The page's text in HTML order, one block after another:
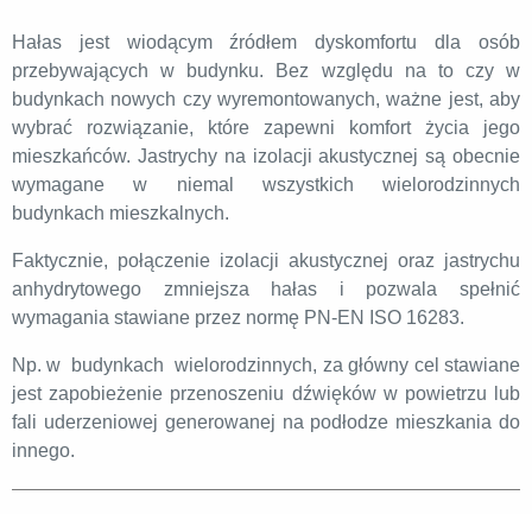
Hałas jest wiodącym źródłem dyskomfortu dla osób
przebywających w budynku. Bez względu na to czy w
budynkach nowych czy wyremontowanych, ważne jest, aby
wybrać rozwiązanie, które zapewni komfort życia jego
mieszkańców. Jastrychy na izolacji akustycznej są obecnie
wymagane w niemal wszystkich wielorodzinnych
budynkach mieszkalnych.
Faktycznie, połączenie izolacji akustycznej oraz jastrychu
anhydrytowego zmniejsza hałas i pozwala spełnić
wymagania stawiane przez normę PN-EN ISO 16283.
Np. w budynkach wielorodzinnych, za główny cel stawiane
jest zapobieżenie przenoszeniu dźwięków w powietrzu lub
fali uderzeniowej generowanej na podłodze mieszkania do
innego.